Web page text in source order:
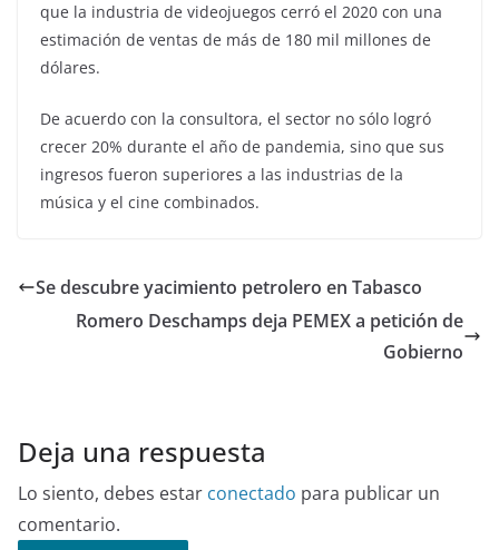
que la industria de videojuegos cerró el 2020 con una
estimación de ventas de más de 180 mil millones de
dólares.
De acuerdo con la consultora, el sector no sólo logró
crecer 20% durante el año de pandemia, sino que sus
ingresos fueron superiores a las industrias de la
música y el cine combinados.
Se descubre yacimiento petrolero en Tabasco
Romero Deschamps deja PEMEX a petición de
Gobierno
Deja una respuesta
Lo siento, debes estar conectado para publicar un
comentario.